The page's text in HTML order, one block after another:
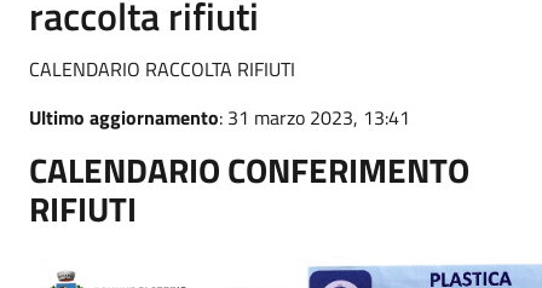
raccolta rifiuti
CALENDARIO RACCOLTA RIFIUTI
Ultimo aggiornamento: 31 marzo 2023, 13:41
CALENDARIO CONFERIMENTO
RIFIUTI